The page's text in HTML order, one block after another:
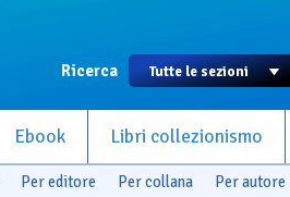
Ricerca
Ebook Libri collezionismo
Per editore Per collana Per autore